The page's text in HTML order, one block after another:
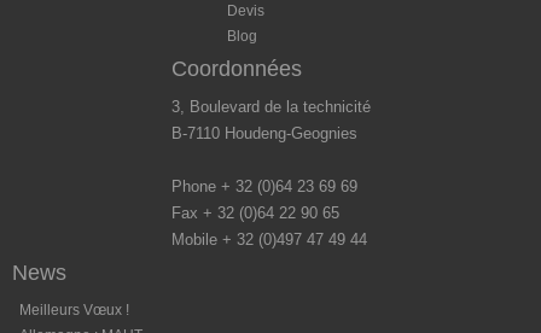
Devis
Blog
Coordonnées
3, Boulevard de la technicité
B-7110 Houdeng-Geognies
Phone + 32 (0)64 23 69 69
Fax + 32 (0)64 22 90 65
Mobile + 32 (0)497 47 49 44
News
Meilleurs Vœux !